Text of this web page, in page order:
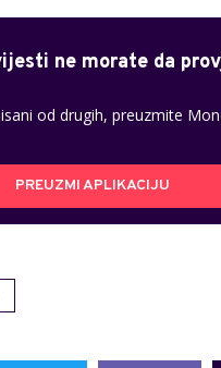
ne morate da
od drugih, preuzmite
PREUZMI APLIKACIJU